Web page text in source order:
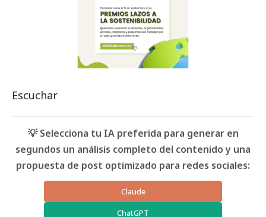
Escuchar
💡 Selecciona tu IA preferida para generar en
segundos un análisis completo del contenido y una
propuesta de post optimizado para redes sociales:
Claude
ChatGPT